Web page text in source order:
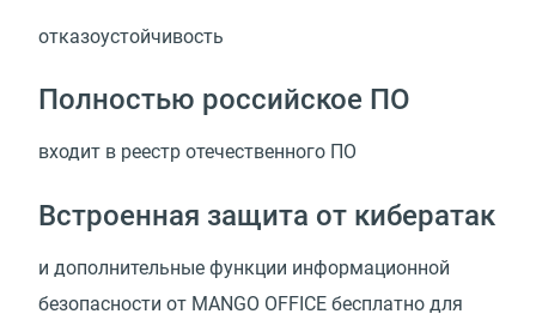
отказоустойчивость
Полностью российское ПО
входит в реестр отечественного ПО
Встроенная защита от кибератак
и дополнительные функции информационной
безопасности от MANGO OFFICE бесплатно для